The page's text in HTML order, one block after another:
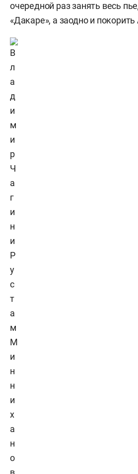
очередной раз занять весь
«Дакаре», а заодно и